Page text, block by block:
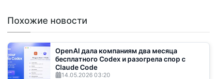
Похожие новости
OpenAI дала компаниям два месяца
бесплатного Codex и разогрела спор с
Claude Code
14.05.2026 03:20